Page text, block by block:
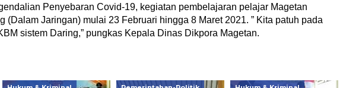
Penyebaran Covid-19, kegiatan pembelajaran pelajar Magetan
(Dalam Jaringan) mulai 23 Februari hingga 8 Maret 2021. ” Kita patuh pada
sistem Daring,” pungkas Kepala Dinas Dikpora Magetan.